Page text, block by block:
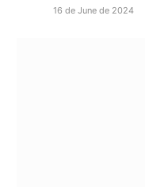
16 de June de 2024